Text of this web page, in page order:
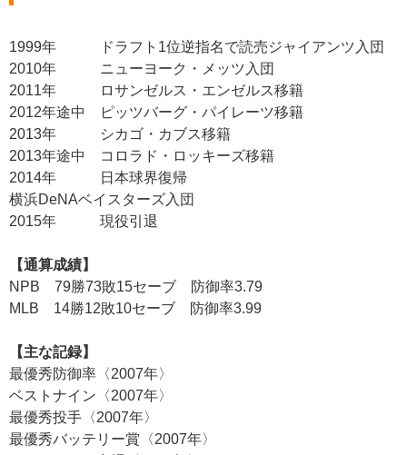
1999年 ドラフト1位逆指名で読売ジャイアンツ入団
2010年 ニューヨーク・メッツ入団
2011年 ロサンゼルス・エンゼルス移籍
2012年途中 ピッツバーグ・パイレーツ移籍
2013年 シカゴ・カブス移籍
2013年途中 コロラド・ロッキーズ移籍
2014年 日本球界復帰
横浜DeNAベイスターズ入団
2015年 現役引退
【通算成績】
NPB 79勝73敗15セーブ 防御率3.79
MLB 14勝12敗10セーブ 防御率3.99
【主な記録】
最優秀防御率〈2007年〉
ベストナイン〈2007年〉
最優秀投手〈2007年〉
最優秀バッテリー賞〈2007年〉